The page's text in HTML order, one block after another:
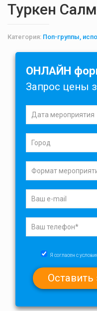
Туркен
Категория: Поп-группы,
ОНЛАЙН
Запрос цены
Я согласен с